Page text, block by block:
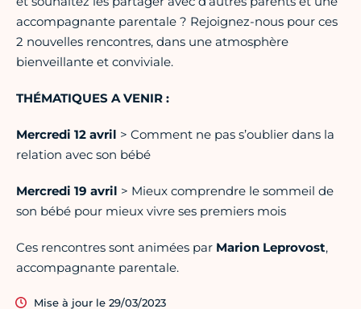
accompagnante parentale ? Rejoignez-nous pour ces
2 nouvelles rencontres, dans une atmosphère
bienveillante et conviviale.
THÉMATIQUES A VENIR :
Mercredi 12 avril > Comment ne pas s’oublier dans la
relation avec son bébé
Mercredi 19 avril > Mieux comprendre le sommeil de
son bébé pour mieux vivre ses premiers mois
Ces rencontres sont animées par Marion Leprovost,
accompagnante parentale.
Mise à jour le 29/03/2023